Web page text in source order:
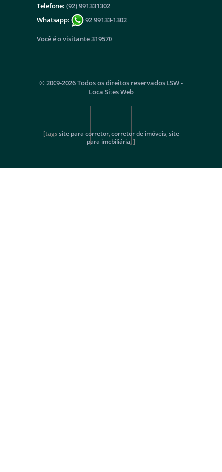
Telefone: (92) 991331302
Whatsapp:
92 99133-1302
Você é o visitante 319570
© 2009-2026 Todos os direitos reservados LSW -
Loca Sites Web
[tagssite para corretor,corretor de imóveis,site
para imobiliária, ]